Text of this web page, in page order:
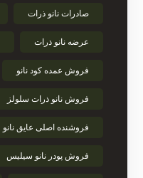
صادرات نانو ذرات
عرضه نانو ذرات
فروش عمده کود نانو
فروش نانو ذرات سلولز
فروشنده اصلی عایق نانو
فروش پودر نانو سیلیس